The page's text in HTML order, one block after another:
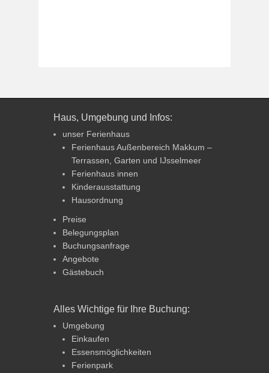
Haus, Umgebung und Infos:
unser Ferienhaus
Ferienhaus Außenbereich Makkum –
Terrassen, Garten und IJsselmeer
Ferienhaus innen
Kinderausstattung
Hausordnung
Preise
Belegungsplan
Buchungsanfrage
Angebote
Gästebuch
Alles Wichtige für Ihre Buchung:
Umgebung
Einkaufen
Essensmöglichkeiten
Ferienpark